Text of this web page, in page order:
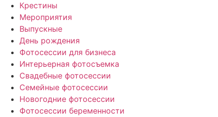
Крестины
Мероприятия
Выпускные
День рождения
Фотосессии для бизнеса
Интерьерная фотосъемка
Свадебные фотосессии
Семейные фотосессии
Новогодние фотосессии
Фотосессии беременности